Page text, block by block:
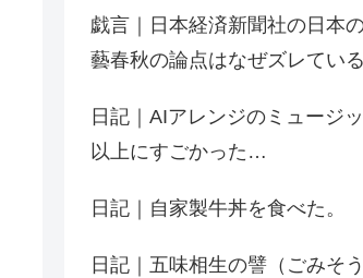
戯言｜日本経済新聞社の日本
藝春秋の論点はなぜズレてい
日記｜AIアレンジのミュージ
以上にすごかった…
日記｜自家製牛丼を食べた。
日記｜五味相生の譬（ごみそ